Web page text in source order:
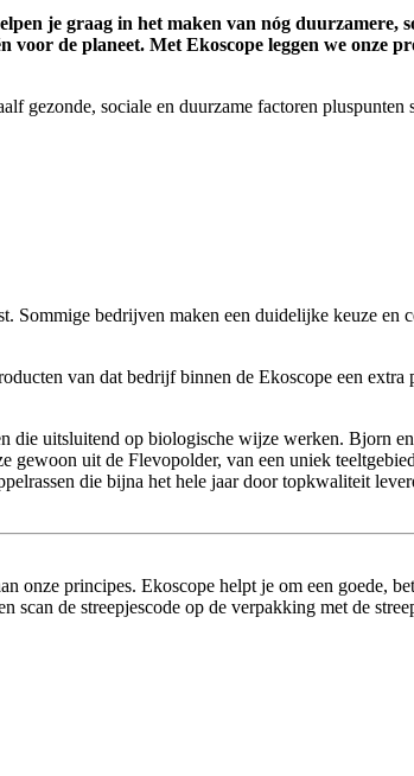
je graag in het maken van nóg duurzamere,
de planeet. Met Ekoscope leggen we onze
gezonde, sociale en duurzame factoren pluspunten
bedrijven maken een duidelijke keuze en
van dat bedrijf binnen de Ekoscope een
die uitsluitend op biologische wijze werken. Bjorn
gewoon uit de Flevopolder, van een uniek
die bijna het hele jaar door topkwaliteit
principes. Ekoscope helpt je om een goede,
de streepjescode op de verpakking met de